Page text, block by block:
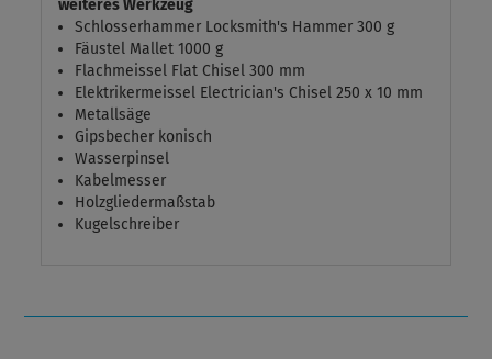
weiteres Werkzeug
Schlosserhammer Locksmith's Hammer 300 g
Fäustel Mallet 1000 g
Flachmeissel Flat Chisel 300 mm
Elektrikermeissel Electrician's Chisel 250 x 10 mm
Metallsäge
Gipsbecher konisch
Wasserpinsel
Kabelmesser
Holzgliedermaßstab
Kugelschreiber